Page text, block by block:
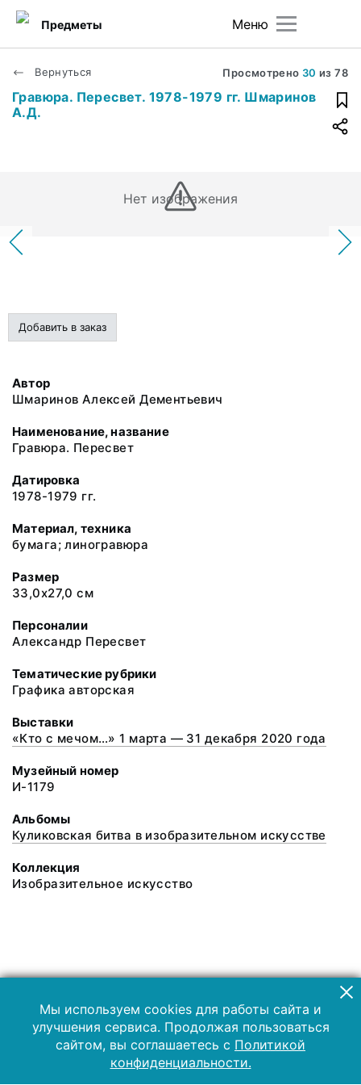
Меню
Предметы
Вернуться Просмотрено 30 из78
Гравюра. Пересвет. 1978-1979 гг. Шмаринов
А.Д.
Нет изображения
Добавить в заказ
Автор
Шмаринов Алексей Дементьевич
Наименование, название
Гравюра. Пересвет
Датировка
1978-1979 гг.
Материал, техника
бумага; линогравюра
Размер
33,0х27,0 см
Персоналии
Александр Пересвет
Тематические рубрики
Графика авторская
Выставки
«Кто с мечом…» 1 марта — 31 декабря 2020 года
Музейный номер
И-1179
Альбомы
Куликовская битва в изобразительном искусстве
Коллекция
Изобразительное искусство
Мы используем cookies для работы сайта и
улучшения сервиса. Продолжая пользоваться
сайтом, вы соглашаетесь с Политикой
конфиденциальности.